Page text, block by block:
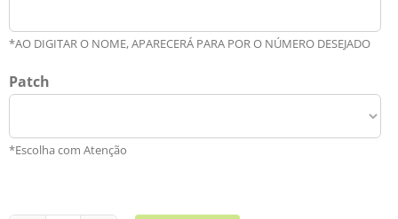
*AO DIGITAR O NOME, APARECERÁ PARA POR O NÚMERO DESEJADO
Patch
*Escolha com Atenção